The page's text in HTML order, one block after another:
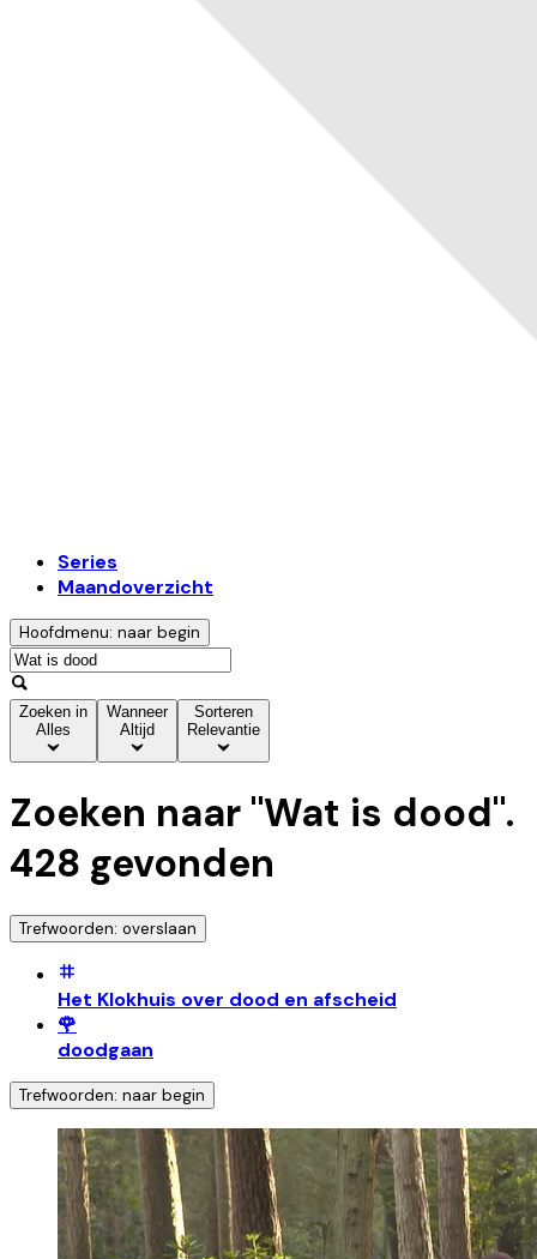
Series
Maandoverzicht
Hoofdmenu: naar begin
Zoeken in
Alles
Wanneer
Altijd
Sorteren
Relevantie
Zoeken naar "Wat is dood".
428 gevonden
Trefwoorden: overslaan
Het Klokhuis over dood en afscheid
🌹
doodgaan
Trefwoorden: naar begin